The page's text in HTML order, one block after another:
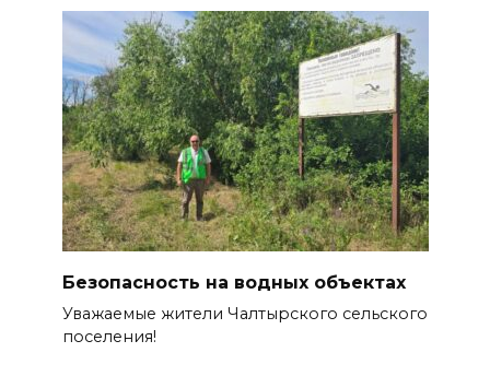
Безопасность на водных объектах
Уважаемые жители Чалтырского сельского
поселения!